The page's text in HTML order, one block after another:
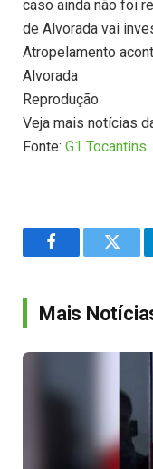
caso ainda não foi
de Alvorada vai
Atropelamento
Alvorada
Reprodução
Veja mais notícias
Fonte: G1 Tocantins
Facebook
Mais